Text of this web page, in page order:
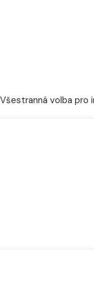
Všestranná volba pro